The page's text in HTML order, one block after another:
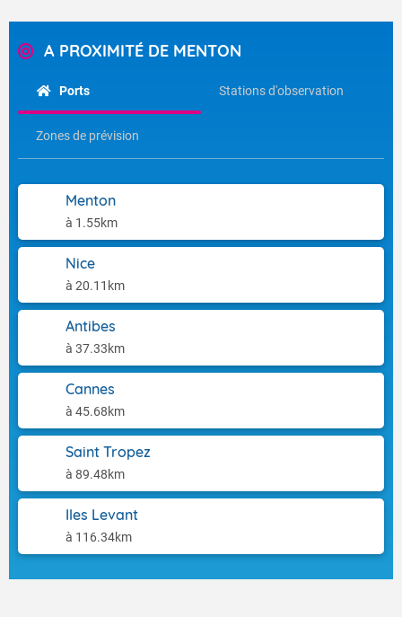
A PROXIMITÉ DE MENTON
Ports Stations d'observation
Zones de prévision
Menton
à 1.55km
Nice
à 20.11km
Antibes
à 37.33km
Cannes
à 45.68km
Saint Tropez
à 89.48km
Iles Levant
à 116.34km